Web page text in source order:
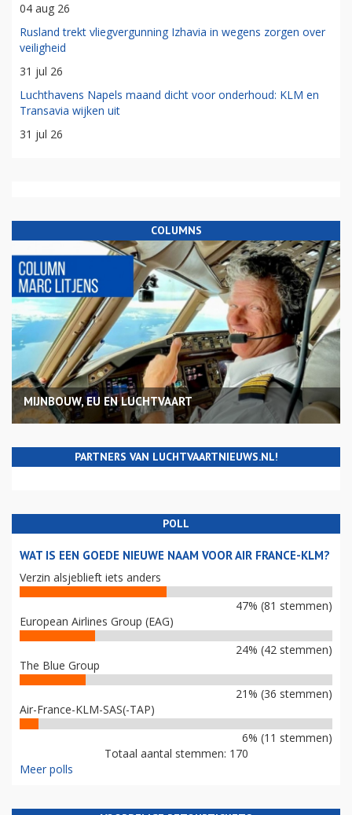
04 aug 26
Rusland trekt vliegvergunning Izhavia in wegens zorgen over
veiligheid
31 jul 26
Luchthavens Napels maand dicht voor onderhoud: KLM en
Transavia wijken uit
31 jul 26
COLUMNS
MIJNBOUW, EU EN LUCHTVAART
PARTNERS VAN LUCHTVAARTNIEUWS.NL!
POLL
WAT IS EEN GOEDE NIEUWE NAAM VOOR AIR FRANCE-KLM?
Verzin alsjeblieft iets anders
47% (81 stemmen)
European Airlines Group (EAG)
24% (42 stemmen)
The Blue Group
21% (36 stemmen)
Air-France-KLM-SAS(-TAP)
6% (11 stemmen)
Totaal aantal stemmen: 170
Meer polls